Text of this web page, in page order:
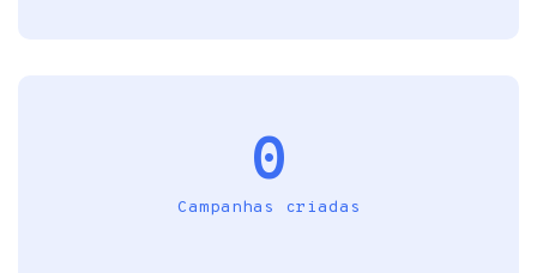
0
Campanhas criadas